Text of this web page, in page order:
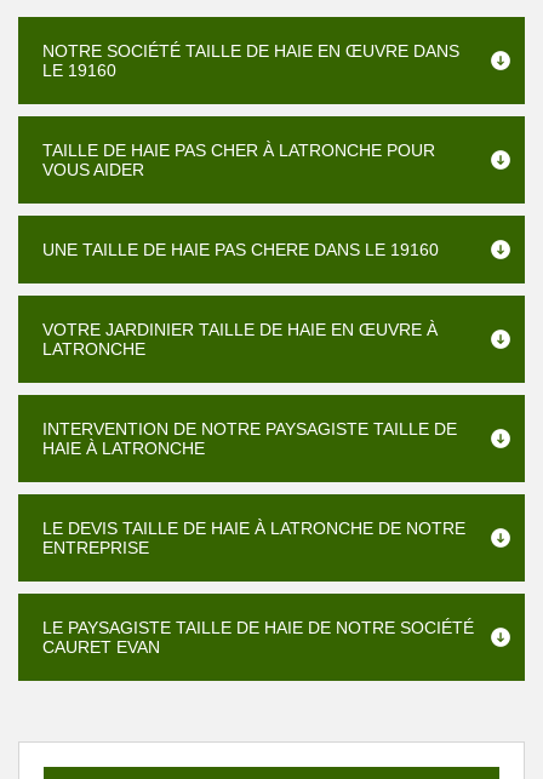
NOTRE SOCIÉTÉ TAILLE DE HAIE EN ŒUVRE DANS
LE 19160
TAILLE DE HAIE PAS CHER À LATRONCHE POUR
VOUS AIDER
UNE TAILLE DE HAIE PAS CHERE DANS LE 19160
VOTRE JARDINIER TAILLE DE HAIE EN ŒUVRE À
LATRONCHE
INTERVENTION DE NOTRE PAYSAGISTE TAILLE DE
HAIE À LATRONCHE
LE DEVIS TAILLE DE HAIE À LATRONCHE DE NOTRE
ENTREPRISE
LE PAYSAGISTE TAILLE DE HAIE DE NOTRE SOCIÉTÉ
CAURET EVAN